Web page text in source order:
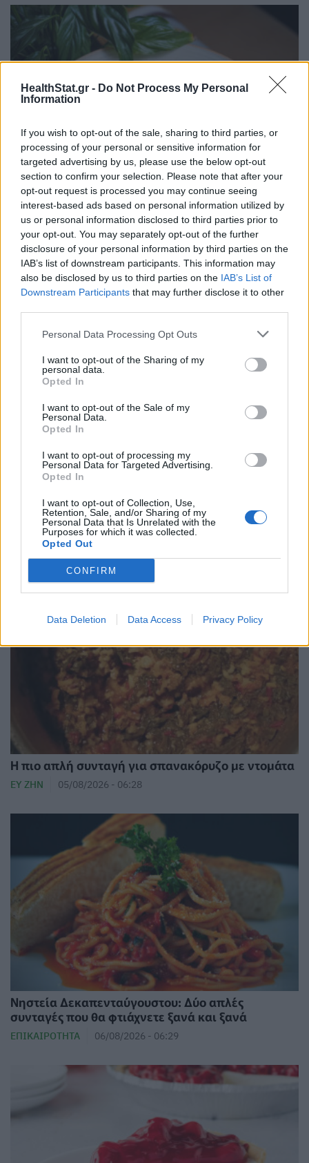
HealthStat.gr - Do Not Process My Personal
Information
If you wish to opt-out of the sale, sharing to third parties, or
processing of your personal or sensitive information for
targeted advertising by us, please use the below opt-out
section to confirm your selection. Please note that after your
opt-out request is processed you may continue seeing
interest-based ads based on personal information utilized by
us or personal information disclosed to third parties prior to
your opt-out. You may separately opt-out of the further
disclosure of your personal information by third parties on the
IAB’s list of downstream participants. This information may
also be disclosed by us to third parties on the IAB’s List of
Downstream Participants that may further disclose it to other
Personal Data Processing Opt Outs
I want to opt-out of the Sharing of my
personal data.
Opted In
I want to opt-out of the Sale of my
Personal Data.
Opted In
I want to opt-out of processing my
Personal Data for Targeted Advertising.
Opted In
I want to opt-out of Collection, Use,
Retention, Sale, and/or Sharing of my
Personal Data that Is Unrelated with the
Purposes for which it was collected.
Opted Out
CONFIRM
Data Deletion Data Access Privacy Policy
Γιουβέτσι στον φούρνο: Η παραδοσιακή συνταγή
που θα λατρέψετε
ΕΥ ΖΗΝ 08/08/2026 - 04:00
Σκωτσέζικα αυγά: Μία διαφορετική συνταγή για
όσους αγαπούν τα αυγά
ΕΥ ΖΗΝ 07/08/2026 - 08:20
Η πιο απλή συνταγή για σπανακόρυζο με ντομάτα
ΕΥ ΖΗΝ 05/08/2026 - 06:28
Νηστεία Δεκαπενταύγουστου: Δύο απλές
συνταγές που θα φτιάχνετε ξανά και ξανά
ΕΠΙΚΑΙΡΌΤΗΤΑ 06/08/2026 - 06:29